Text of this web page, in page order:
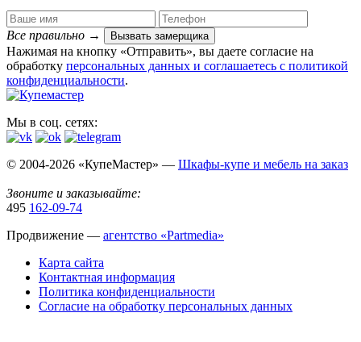
Все правильно → Вызвать замерщика
Нажимая на кнопку «Отправить», вы даете согласие на
обработку персональных данных​ и соглашаетесь c политикой
конфиденциальности.
Мы в соц. сетях:
© 2004-2026 «КупеМастер» — Шкафы-купе и мебель на заказ
Звоните и заказывайте:
495 162-09-74
Продвижение — агентство «Partmedia»
Карта сайта
Контактная информация
Политика конфиденциальности
Согласие на обработку персональных данных